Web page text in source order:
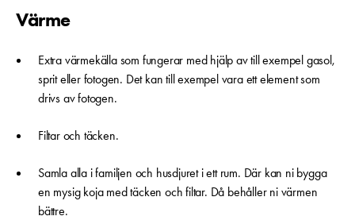
Värme
Extra värmekälla som fungerar med hjälp av till exempel gasol,
sprit eller fotogen. Det kan till exempel vara ett element som
drivs av fotogen.
Filtar och täcken.
Samla alla i familjen och husdjuret i ett rum. Där kan ni bygga
en mysig koja med täcken och filtar. Då behåller ni värmen
bättre.